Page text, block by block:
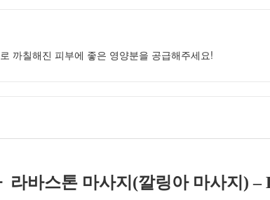
까칠해진 피부에 좋은 영양분을 공급해주세요!
라바스톤 마사지(깔링아 마사지) –